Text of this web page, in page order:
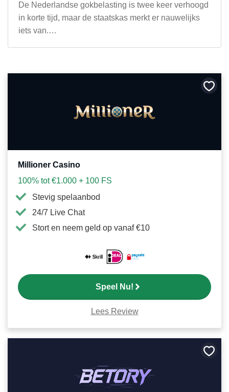
De Nederlandse gokbelasting is twee keer verhoogd
in korte tijd, maar de staatskas merkt er nauwelijks
iets van.…
Millioner Casino
100% tot €1.000 + 100 FS
Stevig spelaanbod
24/7 Live Chat
Stort en neem geld op vanaf €10
Speel Nu!
Lees Review